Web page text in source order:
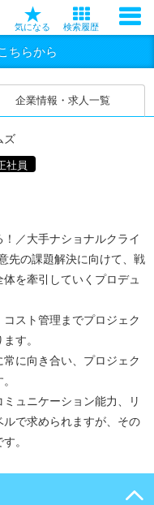
気になる 検索履歴
ちらから
企業情報・求人一覧
ズ
社員
／大手ナショナルクライ
先の課題解決に向けて、戦
を牽引していくプロデュ
スト管理までプロジェク
す。
に向き合い、プロジェク
ュニケーション能力、リ
で求められますが、その
。